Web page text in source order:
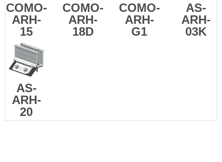
COMO-
ARH-
15
COMO-
ARH-
18D
COMO-
ARH-
G1
AS-
ARH-
03K
AS-
ARH-
20